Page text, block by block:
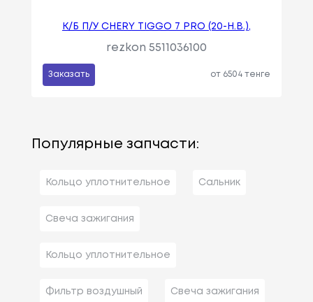
К/Б П/У CHERY TIGGO 7 PRO (20-Н.В.),
rezkon 5511036100
Заказать от 6504 тенге
Популярные запчасти:
Кольцо уплотнительное Сальник
Свеча зажигания
Кольцо уплотнительное
Фильтр воздушный Свеча зажигания